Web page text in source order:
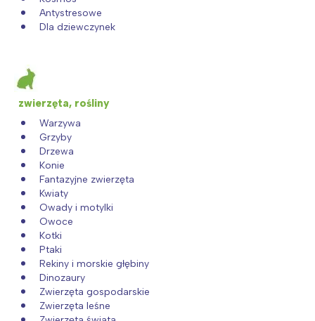
Antystresowe
Dla dziewczynek
zwierzęta, rośliny
Warzywa
Grzyby
Drzewa
Konie
Fantazyjne zwierzęta
Kwiaty
Owady i motylki
Owoce
Kotki
Ptaki
Rekiny i morskie głębiny
Dinozaury
Zwierzęta gospodarskie
Zwierzęta leśne